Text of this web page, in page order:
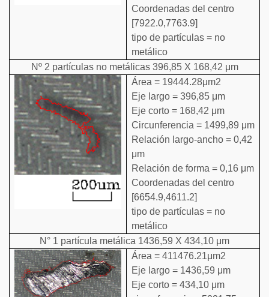
Coordenadas del centro
[7922.0,7763.9]
tipo de partículas = no
metálico
Nº 2 partículas no metálicas 396,85 X 168,42 μm
Área = 19444.28μm2
Eje largo = 396,85 μm
Eje corto = 168,42 μm
Circunferencia = 1499,89 μm
Relación largo-ancho = 0,42
μm
Relación de forma = 0,16 μm
Coordenadas del centro
[6654.9,4611.2]
tipo de partículas = no
metálico
N° 1 partícula metálica 1436,59 X 434,10 μm
Área = 411476.21μm2
Eje largo = 1436,59 μm
Eje corto = 434,10 μm